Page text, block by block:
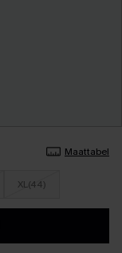
Maattabel
XL(44)